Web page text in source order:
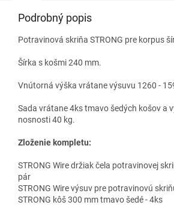
Podrobný popis
Potravinová skriňa STRONG pre korpus
Šírka s košmi 240 mm.
Vnútorná výška vrátane výsuvu 1260 -
Sada vrátane 4ks tmavo šedých košov a
nosnosti 40 kg.
Zloženie kompletu:
STRONG Wire držiak čela potravinovej
pár
STRONG Wire výsuv pre potravinovú
STRONG kôš 300 mm tmavo šedé - 4ks